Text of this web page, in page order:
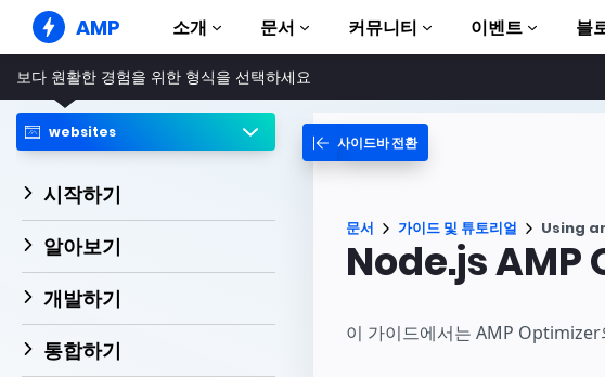
AMP 소개
AMP 웹사이트
완벽한 웹 경험 창출
Web Stories
누구나 가볍게 즐길 수 있는 스토리
AMP 이메일
문서
가이드 및 튜토리얼
AMP 이용방법 안내
AMP 라이브러리
예제
Hands-on introduction to AMP
과정
무료 AMP 학습 과정
커뮤니티 이벤트 블
보다 원활한 경험을 위한 형식을 선택하세요
websites
시작하기
알아보기
개발하기
통합하기
사이드바 전환
문서 가이드 및 튜토리얼 Using
Node.js AMP
이 가이드에서는 AMP